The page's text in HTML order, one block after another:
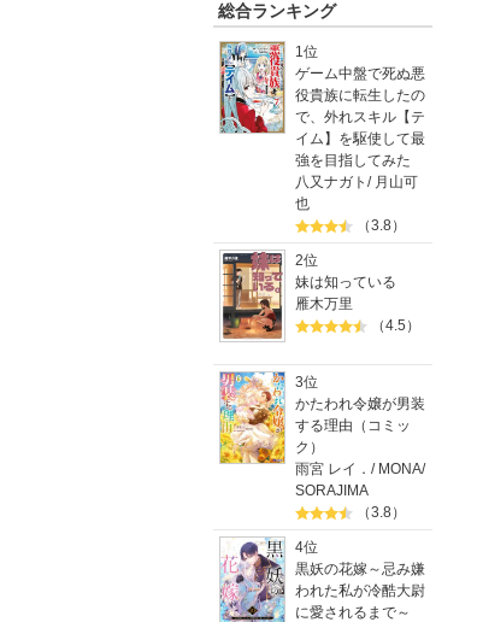
総合ランキング
1位
ゲーム中盤で死ぬ悪
役貴族に転生したの
で、外れスキル【テ
イム】を駆使して最
強を目指してみた
八又ナガト / 月山可
也
（3.8）
2位
妹は知っている
雁木万里
（4.5）
3位
かたわれ令嬢が男装
する理由（コミッ
ク）
雨宮 レイ． / MONA/
SORAJIMA
（3.8）
4位
黒妖の花嫁～忌み嫌
われた私が冷酷大尉
に愛されるまで～